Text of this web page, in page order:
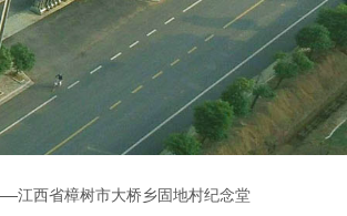
江西省樟树市大桥乡固地村纪念堂